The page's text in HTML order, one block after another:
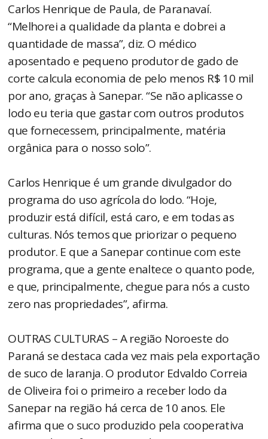
Carlos Henrique de Paula, de Paranavaí.
“Melhorei a qualidade da planta e dobrei a
quantidade de massa”, diz. O médico
aposentado e pequeno produtor de gado de
corte calcula economia de pelo menos R$ 10 mil
por ano, graças à Sanepar. “Se não aplicasse o
lodo eu teria que gastar com outros produtos
que fornecessem, principalmente, matéria
orgânica para o nosso solo”.
Carlos Henrique é um grande divulgador do
programa do uso agrícola do lodo. “Hoje,
produzir está difícil, está caro, e em todas as
culturas. Nós temos que priorizar o pequeno
produtor. E que a Sanepar continue com este
programa, que a gente enaltece o quanto pode,
e que, principalmente, chegue para nós a custo
zero nas propriedades”, afirma.
OUTRAS CULTURAS – A região Noroeste do
Paraná se destaca cada vez mais pela exportação
de suco de laranja. O produtor Edvaldo Correia
de Oliveira foi o primeiro a receber lodo da
Sanepar na região há cerca de 10 anos. Ele
afirma que o suco produzido pela cooperativa